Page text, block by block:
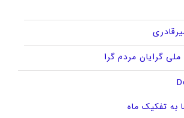
گرایان مردم گرا
تفکیک ماه